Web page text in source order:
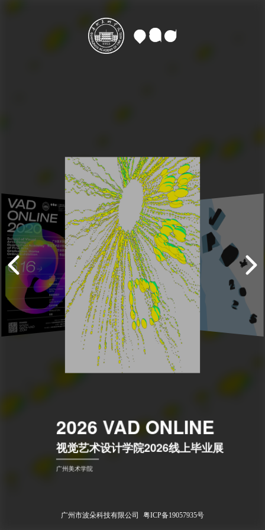
2026 VAD ONLINE
视觉艺术设计学院2026线上毕业展
广州美术学院
广州市波朵科技有限公司 粤ICP备19057935号